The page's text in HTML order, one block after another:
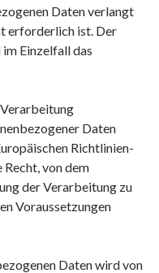
Daten verlangt
erforderlich ist. Der
Einzelfall das
Daten
Richtlinien-
von dem
der Verarbeitung zu
Voraussetzungen
Daten wird von